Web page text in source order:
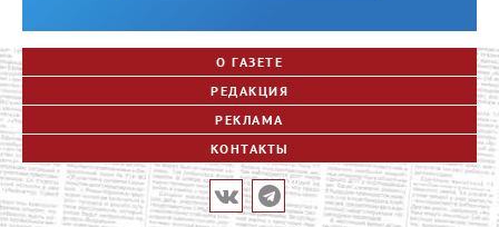
О ГАЗЕТЕ
РЕДАКЦИЯ
РЕКЛАМА
КОНТАКТЫ